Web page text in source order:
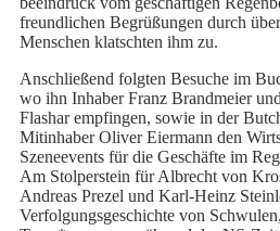
freundlichen Begrüßungen durch
Menschen klatschten ihm zu.
Anschließend folgten Besuche im
wo ihn Inhaber Franz Brandmeier
Flashar empfingen, sowie in der
Mitinhaber Oliver Eiermann den
Szeneevents für die Geschäfte im
Am Stolperstein für Albrecht von
Andreas Prezel und Karl-Heinz
Verfolgungsgeschichte von